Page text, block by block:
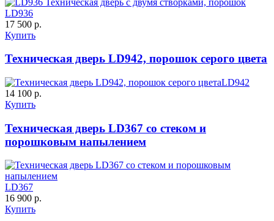
LD936
17 500 р.
Купить
Техническая дверь LD942, порошок серого цвета
LD942
14 100 р.
Купить
Техническая дверь LD367 со стеком и
порошковым напылением
LD367
16 900 р.
Купить